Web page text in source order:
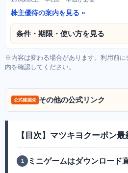
株主優待の案内を見る
条件・期限・使い方を見る
※内容は変わる場合があります。利用前
内を確認してください。
公式確認先 その他の公式リンク
【目次】マツキヨクーポン最
ミニゲームはダウンロード